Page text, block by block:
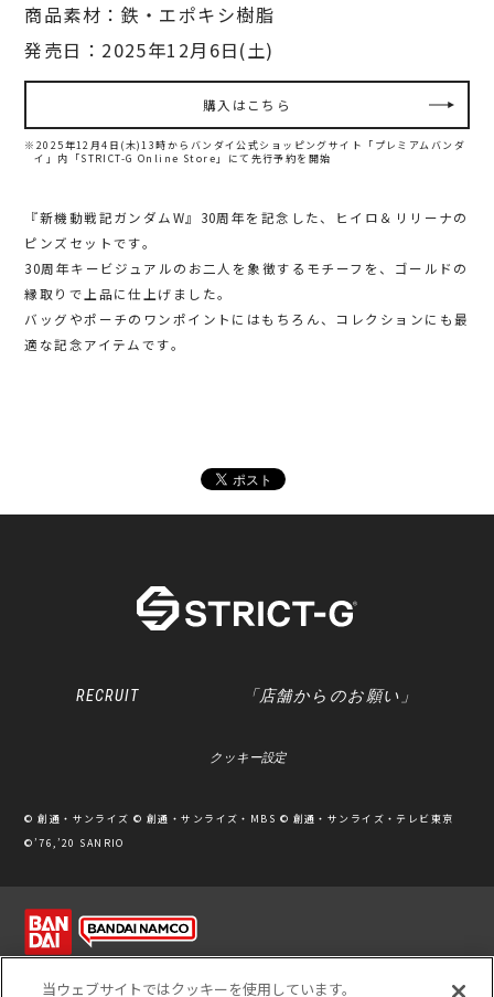
商品素材：鉄・エポキシ樹脂
発売日：2025年12月6日(土)
購入はこちら
※2025年12月4日(木)13時からバンダイ公式ショッピングサイト「プレミアムバンダ
イ」内
「STRICT-G Online Store」にて先行予約を開始
『新機動戦記ガンダムW』30周年を記念した、ヒイロ＆リリーナの
ピンズセットです。
30周年キービジュアルのお二人を象徴するモチーフを、ゴールドの
縁取りで上品に仕上げました。
バッグやポーチのワンポイントにはもちろん、コレクションにも最
適な記念アイテムです。
RECRUIT 「店舗からのお願い」
クッキー設定
© 創通・サンライズ © 創通・サンライズ・MBS © 創通・サンライズ・テレビ東京
©’76,’20 SANRIO
当ウェブサイトではクッキーを使用しています。